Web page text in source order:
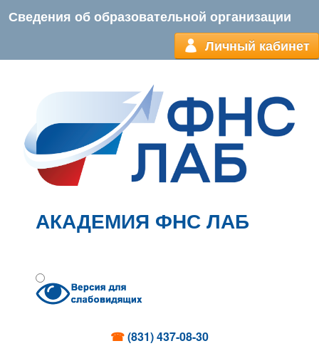
Сведения об образовательной организации
Личный кабинет
АКАДЕМИЯ ФНС ЛАБ
☎(831) 437-08-30